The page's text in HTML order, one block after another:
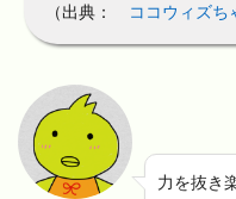
（出典： ココウィズち
力を抜き